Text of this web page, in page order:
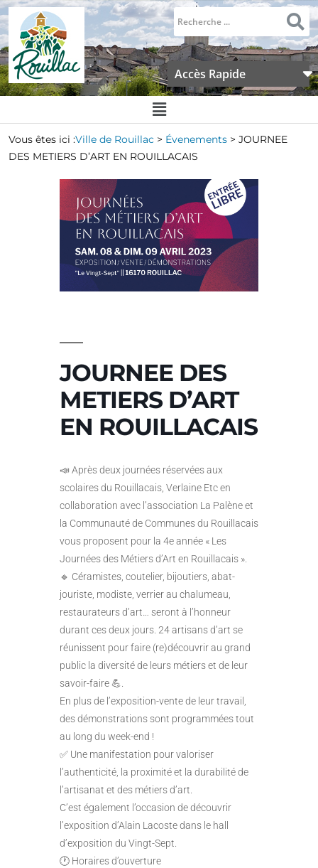
Accès Rapide
Vous êtes ici :Ville de Rouillac > Évenements > JOURNEE
DES METIERS D’ART EN ROUILLACAIS
JOURNEE DES
METIERS D’ART
EN ROUILLACAIS
📣 Après deux journées réservées aux
scolaires du Rouillacais, Verlaine Etc en
collaboration avec l’association La Palène et
la Communauté de Communes du Rouillacais
vous proposent pour la 4e année « Les
Journées des Métiers d’Art en Rouillacais ».
🔹 Céramistes, coutelier, bijoutiers, abat-
jouriste, modiste, verrier au chalumeau,
restaurateurs d’art… seront à l’honneur
durant ces deux jours. 24 artisans d’art se
réunissent pour faire (re)découvrir au grand
public la diversité de leurs métiers et de leur
savoir-faire 💪.
En plus de l’exposition-vente de leur travail,
des démonstrations sont programmées tout
au long du week-end !
✅ Une manifestation pour valoriser
l’authenticité, la proximité et la durabilité de
l’artisanat et des métiers d’art.
C’est également l’occasion de découvrir
l’exposition d’Alain Lacoste dans le hall
d’exposition du Vingt-Sept.
🕐 Horaires d’ouverture